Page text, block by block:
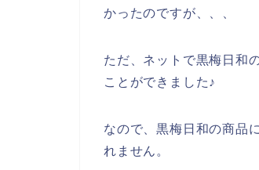
かったのですが、、、
ただ、ネットで黒梅日和
ことができました♪
なので、黒梅日和の商品
れません。